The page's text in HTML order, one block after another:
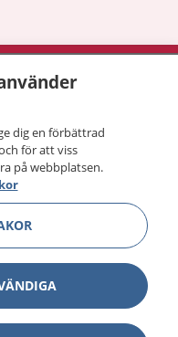
dig en förbättrad
för att viss
på webbplatsen.